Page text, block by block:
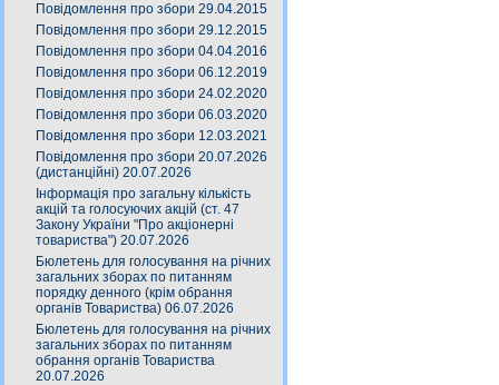
Повідомлення про збори 29.04.2015
Повідомлення про збори 29.12.2015
Повідомлення про збори 04.04.2016
Повідомлення про збори 06.12.2019
Повідомлення про збори 24.02.2020
Повідомлення про збори 06.03.2020
Повідомлення про збори 12.03.2021
Повідомлення про збори 20.07.2026
(дистанційні) 20.07.2026
Інформація про загальну кількість
акцій та голосуючих акцій (ст. 47
Закону України "Про акціонерні
товариства") 20.07.2026
Бюлетень для голосування на річних
загальних зборах по питанням
порядку денного (крім обрання
органів Товариства) 06.07.2026
Бюлетень для голосування на річних
загальних зборах по питанням
обрання органів Товариства
20.07.2026